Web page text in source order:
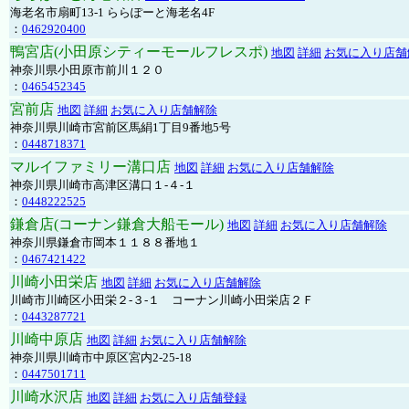
海老名市扇町13-1 ららぽーと海老名4F
： 0462920400
鴨宮店(小田原シティーモールフレスポ) 地図 詳細 お気に入り店
神奈川県小田原市前川１２０
： 0465452345
宮前店 地図 詳細 お気に入り店舗解除
神奈川県川崎市宮前区馬絹1丁目9番地5号
： 0448718371
マルイファミリー溝口店 地図 詳細 お気に入り店舗解除
神奈川県川崎市高津区溝口１-４-１
： 0448222525
鎌倉店(コーナン鎌倉大船モール) 地図 詳細 お気に入り店舗解除
神奈川県鎌倉市岡本１１８８番地１
： 0467421422
川崎小田栄店 地図 詳細 お気に入り店舗解除
川崎市川崎区小田栄２‐３‐１ コーナン川崎小田栄店２Ｆ
： 0443287721
川崎中原店 地図 詳細 お気に入り店舗解除
神奈川県川崎市中原区宮内2-25-18
： 0447501711
川崎水沢店 地図 詳細 お気に入り店舗登録